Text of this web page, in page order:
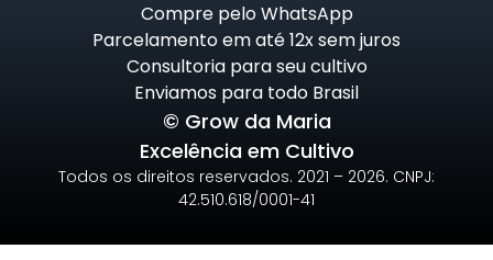
Compre pelo WhatsApp
Parcelamento em até 12x sem juros
Consultoria para seu cultivo
Enviamos para todo Brasil
© Grow da Maria
Excelência em Cultivo
Todos os direitos reservados. 2021 – 2026. CNPJ:
42.510.618/0001-41